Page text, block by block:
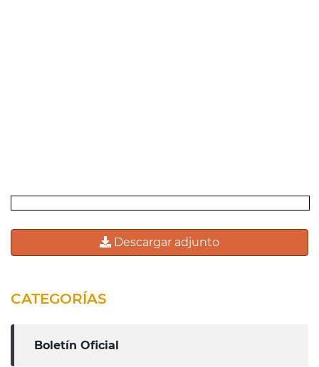
Descargar adjunto
CATEGORÍAS
Boletín Oficial